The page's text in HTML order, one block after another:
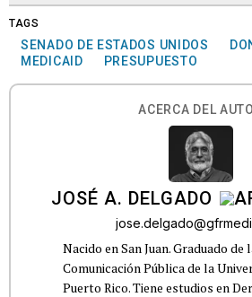
TAGS
SENADO DE ESTADOS UNIDOS
MEDICAID
PRESUPUESTO
ACERCA DEL
JOSÉ A. DELGADO
Nacido en San Juan. Graduado de
Comunicación Pública de la
Puerto Rico. Tiene estudios en